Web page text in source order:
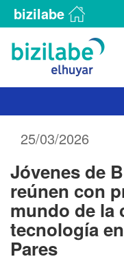
bizilabe
25/03/2026
Jóvenes de
reúnen con
mundo de la
tecnología
Pares